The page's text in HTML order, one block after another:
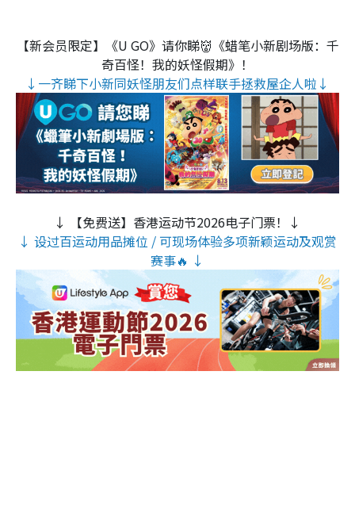
【新会员限定】《U GO》请你睇👹《蜡笔小新剧场版：千
奇百怪！我的妖怪假期》！
↓一齐睇下小新同妖怪朋友们点样联手拯救屋企人啦↓
↓ 【免费送】香港运动节2026电子门票！↓
↓ 设过百运动用品摊位 / 可现场体验多项新颖运动及观赏
赛事🔥 ↓